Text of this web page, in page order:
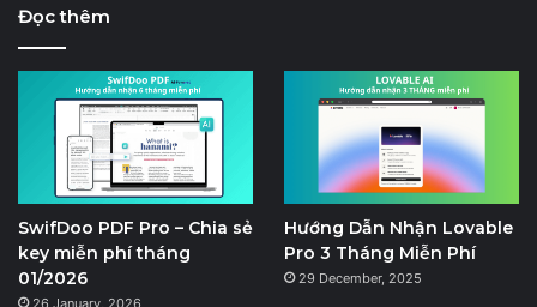
Đọc thêm
SwifDoo PDF Pro – Chia sẻ
key miễn phí tháng
01/2026
Hướng Dẫn Nhận Lovable
Pro 3 Tháng Miễn Phí
29 December, 2025